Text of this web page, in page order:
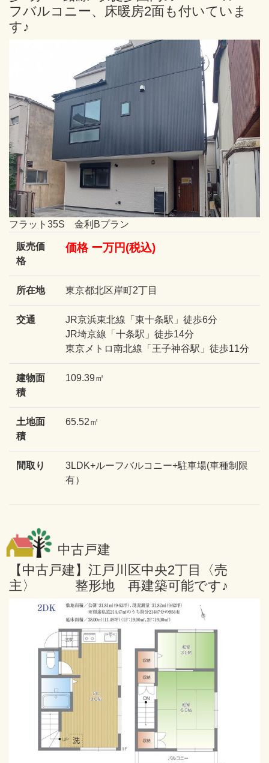
フバルコニー、床暖房2面も付いていま
す♪
フラット35S 金利Bプラン
販売価
格
価格 ー万円(税込)
所在地 東京都北区岸町2丁目
交通
JR京浜東北線「東十条駅」徒歩6分
JR埼京線「十条駅」徒歩14分
東京メトロ南北線「王子神谷駅」徒歩11分
建物面
積
109.39㎡
土地面
積
65.52㎡
間取り
3LDK+ルーフバルコニー+駐車場(車種制限
有）
中古戸建
【中古戸建】江戸川区中央2丁目〈売
主〉 整形地 再建築可能です♪